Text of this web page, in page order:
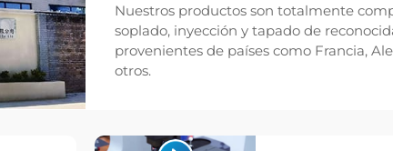
Nuestros productos son totalmente
soplado, inyección y tapado de
provenientes de países como Francia,
otros.